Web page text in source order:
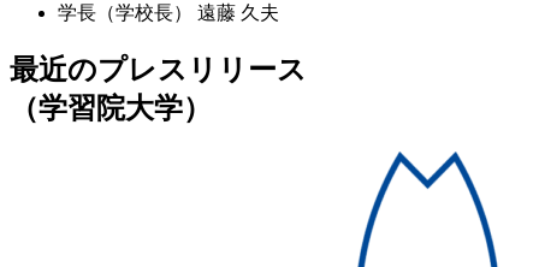
学長（学校長）
遠藤 久夫
最近のプレスリリース
（学習院大学）